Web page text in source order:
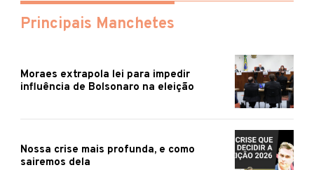
Principais Manchetes
Moraes extrapola lei para impedir
influência de Bolsonaro na eleição
Nossa crise mais profunda, e como
sairemos dela